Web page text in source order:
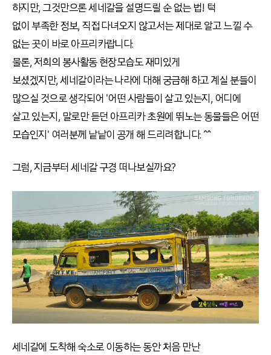
하지만, 그것만으론 세네갈을 설명드릴 순 없는 법! 턱
없이 부족한 정보, 직접 다녀오지 않고서는 제대로 알고 느낄 수
없는 곳이 바로 아프리카랍니다.
물론, 저희의 봉사활동 현장모습도 재미있게
보셨겠지만, 세네갈이라는 나라에 대해 궁금해 하고 계실 분들이
많으실 것으로 생각되어 '어떤 사람들이 살고 있는지, 어디에
살고 있는지, 말로만 듣던 아프리카 초원에 뛰노는 동물들은 어떤
모습인지' 여러분께 낱낱이 공개 해 드리려합니다. ^^
그럼, 지금부터 세네갈 구경 떠나보실까요?
세네갈에 도착해 숙소로 이동하는 동안 처음 만난